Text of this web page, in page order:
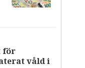
för
våld i